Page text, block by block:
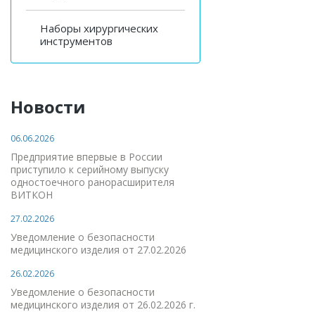
Наборы хирургических
инструментов
Новости
06.06.2026
Предприятие впервые в России
приступило к серийному выпуску
одностоечного ранорасширителя
ВИТКОН
27.02.2026
Уведомление о безопасности
медицинского изделия от 27.02.2026
26.02.2026
Уведомление о безопасности
медицинского изделия от 26.02.2026 г.